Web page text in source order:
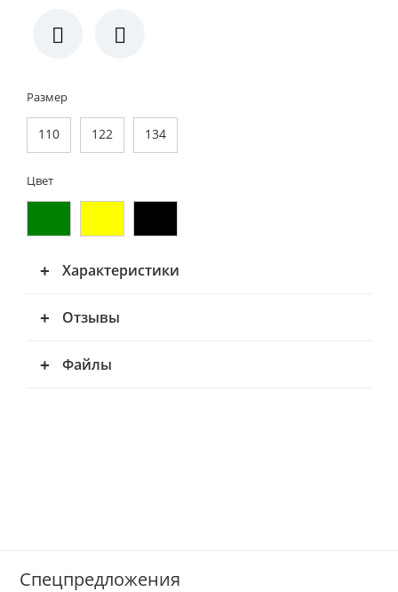
Размер
110 122 134
Цвет
Характеристики
Отзывы
Файлы
Спецпредложения